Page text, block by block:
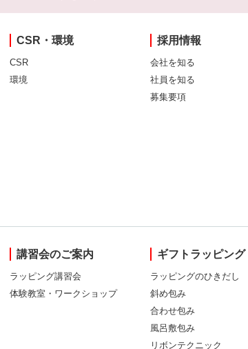
CSR・環境
CSR
環境
採用情報
会社を知る
社員を知る
募集要項
講習会のご案内
ラッピング講習会
体験教室・ワークショップ
ギフトラッピング
ラッピングのひきだし
斜め包み
合わせ包み
風呂敷包み
リボンテクニック